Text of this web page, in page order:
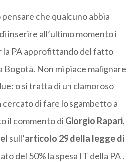
pensare che qualcuno abbia
inserire all’ultimo momento i
la PA approfittando del fatto
Bogotà. Non mi piace malignare
o si tratta di un clamoroso
cercato di fare lo sgambetto a
il commento di Giorgio Rapari,
sull’articolo 29 della legge di
del 50% la spesa IT della PA .